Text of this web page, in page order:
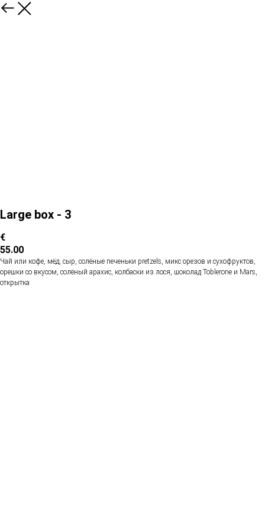
Large box - 3
€
55.00
Чай или кофе, мёд, сыр, солёные печеньки pretzels, микс орезов и сухофруктов,
орешки со вкусом, солёный арахис, колбаски из лося, шоколад Toblerone и Mars,
открытка